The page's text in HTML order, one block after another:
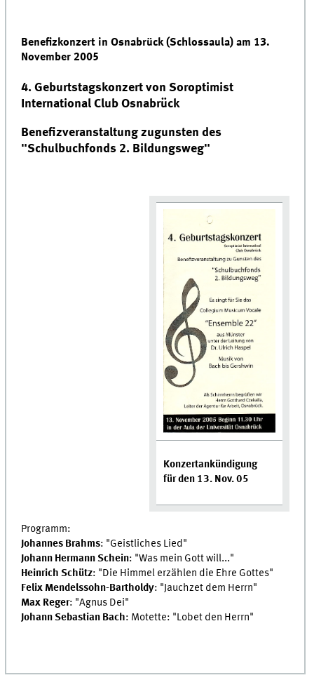
Benefizkonzert in Osnabrück (Schlossaula) am 13.
November 2005
4. Geburtstagskonzert von Soroptimist
International Club Osnabrück
Benefizveranstaltung zugunsten des
"Schulbuchfonds 2. Bildungsweg"
Konzertankündigung
für den 13. Nov. 05
Programm:
Johannes Brahms: "Geistliches Lied"
Johann Hermann Schein: "Was mein Gott will..."
Heinrich Schütz: "Die Himmel erzählen die Ehre Gottes"
Felix Mendelssohn-Bartholdy: "Jauchzet dem Herrn"
Max Reger: "Agnus Dei"
Johann Sebastian Bach: Motette: "Lobet den Herrn"